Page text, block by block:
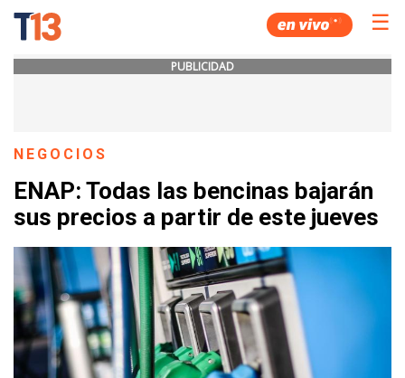
☰
PUBLICIDAD
NEGOCIOS
ENAP: Todas las bencinas bajarán
sus precios a partir de este jueves